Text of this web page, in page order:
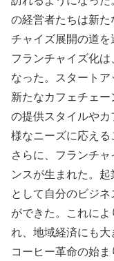
の経営者たちは新
チャイズ展開の道を
フランチャイズ化
なった。スタート
新たなカフェチェ
の提供スタイルや
様なニーズに応える
さらに、フランチ
ンスが生まれた。
として自分のビジ
ができた。これに
れ、地域経済にも大
コーヒー革命の始